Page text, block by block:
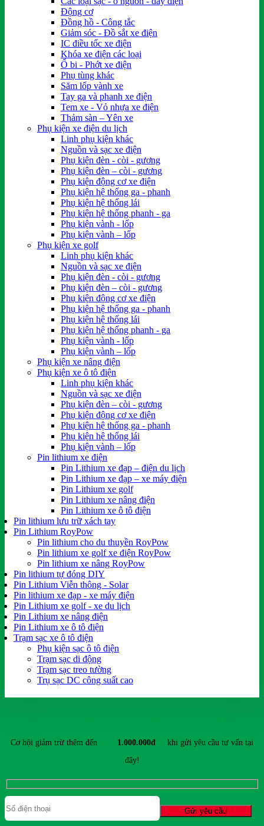
Động cơ
Đồng hồ - Công tắc
Giảm sóc - Đồ sắt xe điện
IC điều tốc xe điện
Khóa xe điện các loại
Ổ bi - Phớt xe điện
Phụ tùng khác
Săm lốp vành xe
Tay ga và phanh xe điện
Tem xe - Vỏ nhựa xe điện
Thảm sàn – Yên xe
Phụ kiện xe điện du lịch
Linh phụ kiện khác
Nguồn và sạc xe điện
Phụ kiện đèn - còi - gương
Phụ kiện đèn – còi - gương
Phụ kiện động cơ xe điện
Phụ kiện hệ thống ga - phanh
Phụ kiện hệ thống lái
Phụ kiện hệ thống phanh - ga
Phụ kiện vành - lốp
Phụ kiện vành – lốp
Phụ kiện xe golf
Linh phụ kiện khác
Nguồn và sạc xe điện
Phụ kiện đèn - còi - gương
Phụ kiện đèn – còi - gương
Phụ kiện động cơ xe điện
Phụ kiện hệ thống ga - phanh
Phụ kiện hệ thống lái
Phụ kiện hệ thống phanh - ga
Phụ kiện vành - lốp
Phụ kiện vành – lốp
Phụ kiện xe nâng điện
Phụ kiện xe ô tô điện
Linh phụ kiện khác
Nguồn và sạc xe điện
Phụ kiện đèn – còi - gương
Phụ kiện động cơ xe điện
Phụ kiện hệ thống ga - phanh
Phụ kiện hệ thống lái
Phụ kiện vành – lốp
Pin lithium xe điện
Pin Lithium xe đạp – điện du lịch
Pin Lithium xe đạp – xe máy điện
Pin Lithium xe golf
Pin Lithium xe nâng điện
Pin Lithium xe ô tô điện
Pin lithium lưu trữ xách tay
Pin Lithium RoyPow
Pin lithium cho du thuyền RoyPow
Pin lithium xe golf xe điện RoyPow
Pin lithium xe nâng RoyPow
Pin lithium tự đóng DIY
Pin Lithium Viễn thông - Solar
Pin lithium xe đạp - xe máy điện
Pin Lithium xe golf - xe du lịch
Pin Lithium xe nâng điện
Pin Lithium xe ô tô điện
Trạm sạc xe ô tô điện
Phụ kiện sạc ô tô điện
Trạm sạc di động
Trạm sạc treo tường
Trụ sạc DC công suất cao
Cơ hội giảm trừ thêm đến 1.000.000đ
khi gửi yêu cầu tư vấn tại
đây!